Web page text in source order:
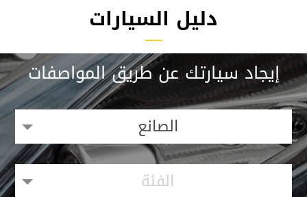
دليل السيارات
إيجاد سيارتك عن طريق المواصفات
الصانع
الفئة